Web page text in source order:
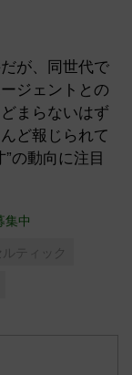
が、同世代で
ジェントとの
まらないはず
ど報じられて
の動向に注目
集中
セルティック